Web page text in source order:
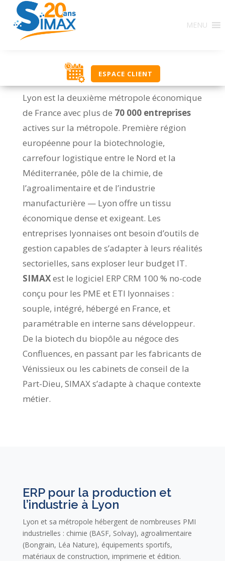
MENU
ESPACE CLIENT
Lyon est la deuxième métropole économique
de France avec plus de 70 000 entreprises
actives sur la métropole. Première région
européenne pour la biotechnologie,
carrefour logistique entre le Nord et la
Méditerranée, pôle de la chimie, de
l’agroalimentaire et de l’industrie
manufacturière — Lyon offre un tissu
économique dense et exigeant. Les
entreprises lyonnaises ont besoin d’outils de
gestion capables de s’adapter à leurs réalités
sectorielles, sans exploser leur budget IT.
SIMAXest le logiciel ERP CRM 100 % no-code
conçu pour les PME et ETI lyonnaises :
souple, intégré, hébergé en France, et
paramétrable en interne sans développeur.
De la biotech du biopôle au négoce des
Confluences, en passant par les fabricants de
Vénissieux ou les cabinets de conseil de la
Part-Dieu, SIMAX s’adapte à chaque contexte
métier.
ERP pour la production et
l’industrie à Lyon
Lyon et sa métropole hébergent de nombreuses PMI
industrielles : chimie (BASF, Solvay), agroalimentaire
(Bongrain, Léa Nature), équipements sportifs,
matériaux de construction, imprimerie et édition.